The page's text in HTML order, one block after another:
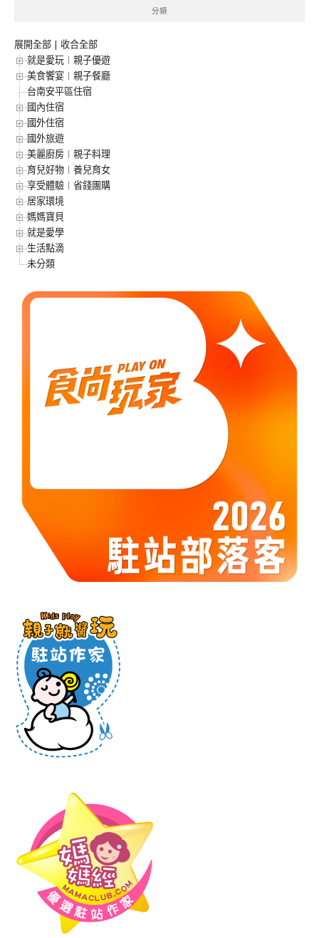
分類
展開全部 | 收合全部
就是愛玩︱親子優遊
美食饗宴︱親子餐廳
台南安平區住宿
國內住宿
國外住宿
國外旅遊
美麗廚房︱親子料理
育兒好物︱養兒育女
享受體驗︱省錢團購
居家環境
媽媽寶貝
就是愛學
生活點滴
未分類